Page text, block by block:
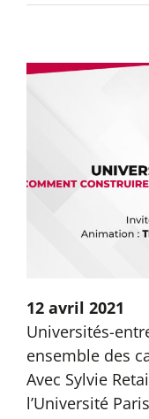
12 avril 2021
Universités-
ensemble des
Avec Sylvie
l’Université